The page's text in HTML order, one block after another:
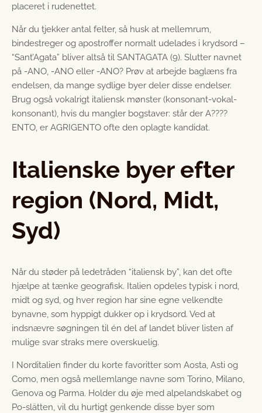
placeret i rudenettet.
Når du tjekker antal felter, så husk at mellemrum,
bindestreger og apostroffer normalt udelades i krydsord –
“Sant’Agata” bliver altså til SANTAGATA (9). Slutter navnet
på -ANO, -ANO eller -ANO? Prøv at arbejde baglæns fra
endelsen, da mange sydlige byer deler disse endelser.
Brug også vokalrigt italiensk mønster (konsonant-vokal-
konsonant), hvis du mangler bogstaver: står der A????
ENTO, er AGRIGENTO ofte den oplagte kandidat.
Italienske byer efter
region (Nord, Midt,
Syd)
Når du støder på ledetråden “italiensk by”, kan det ofte
hjælpe at tænke geografisk. Italien opdeles typisk i nord,
midt og syd, og hver region har sine egne velkendte
bynavne, som hyppigt dukker op i krydsord. Ved at
indsnævre søgningen til én del af landet bliver listen af
mulige svar straks mere overskuelig.
I Norditalien finder du korte favoritter som Aosta, Asti og
Como, men også mellemlange navne som Torino, Milano,
Genova og Parma. Holder du øje med alpelandskabet og
Po-slätten, vil du hurtigt genkende disse byer som